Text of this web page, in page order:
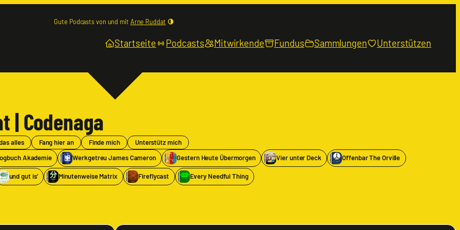
Gute Podcasts von und mit Arne Ruddat
Startseite Podcasts Mitwirkende Fundus Sammlungen Unterstützen
| Codenaga
alles Fang hier an Finde mich
Unterstütz mich
Akademie Werkgetreu James Cameron Gestern Heute Übermorgen Vier unter Deck Offenbar The Orville
und gut is’ Minutenweise Matrix Fireflycast Every Needful Thing